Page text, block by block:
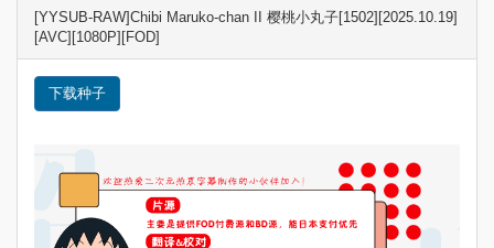
[YYSUB-RAW]Chibi Maruko-chan II 樱桃小丸子[1502][2025.10.19]
[AVC][1080P][FOD]
下载种子